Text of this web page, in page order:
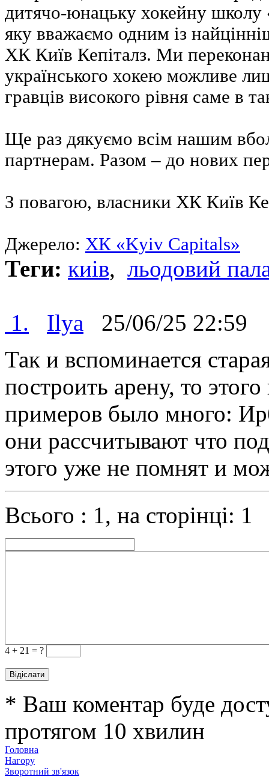
дитячо-юнацьку хокейну
яку вважаємо одним із
ХК Київ Кепіталз. Ми
українського хокею можливе
гравців високого рівня саме в
Ще раз дякуємо всім нашим
партнерам. Разом – до нових
З повагою, власники ХК Київ
Джерело: ХК «Kyiv Capitals»
Теги: киів, льодовий
1. Ilya 25/06/25
Так и вспоминается
построить арену, то
примеров было много:
они рассчитывают что
этого уже не помнят и
Всього : 1, на сторінці: 1
4 + 21 = ?
* Ваш коментар буде
протягом 10 хвилин
Головна
Нагору
Зворотний зв'язок